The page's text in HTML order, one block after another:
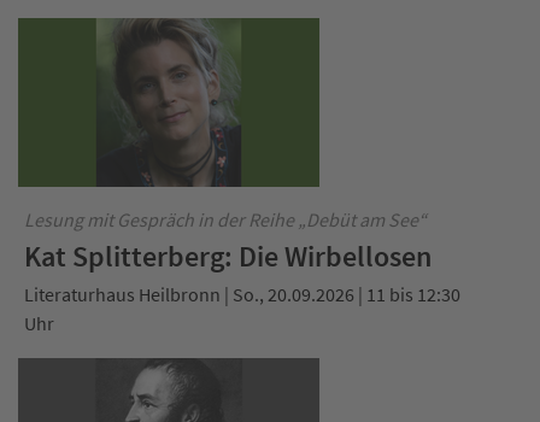
Lesung mit Gespräch in der Reihe „Debüt am See“
Kat Splitterberg: Die Wirbellosen
Literaturhaus Heilbronn | So., 20.09.2026 | 11 bis 12:30
Uhr